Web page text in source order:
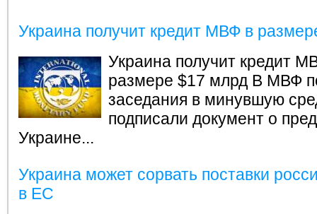
Украина получит кредит МВФ в
Украина получит кредит
размере $17 млрд В МВФ
заседания в минувшую
подписали документ о
Украине...
Украина может сорвать поставки
в ЕС